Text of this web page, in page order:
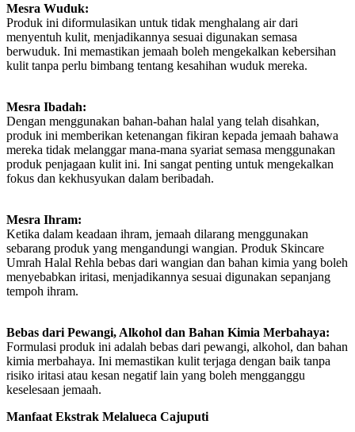
Mesra Wuduk:
Produk ini diformulasikan untuk tidak menghalang air dari
menyentuh kulit, menjadikannya sesuai digunakan semasa
berwuduk. Ini memastikan jemaah boleh mengekalkan kebersihan
kulit tanpa perlu bimbang tentang kesahihan wuduk mereka.
Mesra Ibadah:
Dengan menggunakan bahan-bahan halal yang telah disahkan,
produk ini memberikan ketenangan fikiran kepada jemaah bahawa
mereka tidak melanggar mana-mana syariat semasa menggunakan
produk penjagaan kulit ini. Ini sangat penting untuk mengekalkan
fokus dan kekhusyukan dalam beribadah.
Mesra Ihram:
Ketika dalam keadaan ihram, jemaah dilarang menggunakan
sebarang produk yang mengandungi wangian. Produk Skincare
Umrah Halal Rehla bebas dari wangian dan bahan kimia yang boleh
menyebabkan iritasi, menjadikannya sesuai digunakan sepanjang
tempoh ihram.
Bebas dari Pewangi, Alkohol dan Bahan Kimia Merbahaya:
Formulasi produk ini adalah bebas dari pewangi, alkohol, dan bahan
kimia merbahaya. Ini memastikan kulit terjaga dengan baik tanpa
risiko iritasi atau kesan negatif lain yang boleh mengganggu
keselesaan jemaah.
Manfaat Ekstrak Melalueca Cajuputi